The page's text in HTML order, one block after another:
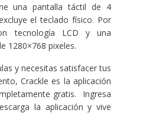
una pantalla táctil de 4
el teclado físico. Por
tecnología LCD y una
1280×768 pixeles.
y necesitas satisfacer tus
Crackle es la aplicación
gratis. Ingresa
la aplicación y vive